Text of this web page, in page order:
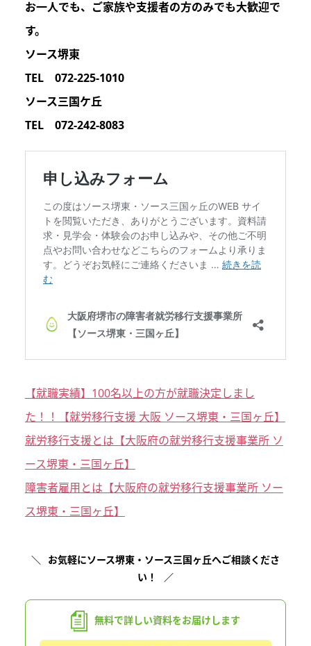
お一人でも、ご家族や支援者の方のみでも大歓迎で
す。
ソース堺東
TEL 072-225-1010
ソース三国ケ丘
TEL 072-242-8083
【就職実績】100名以上の方が就職決定しまし
た！！【就労移行支援 大阪 ソース堺東・三国ヶ丘】
就労移行支援とは【大阪府の就労移行支援事業所 ソ
ース堺東・三国ヶ丘】
障害者雇用とは【大阪府の就労移行支援事業所 ソー
ス堺東・三国ヶ丘】
お気軽にソース堺東・ソース三国ヶ丘へご相談くださ
い！
無料で詳しい資料をお届けします